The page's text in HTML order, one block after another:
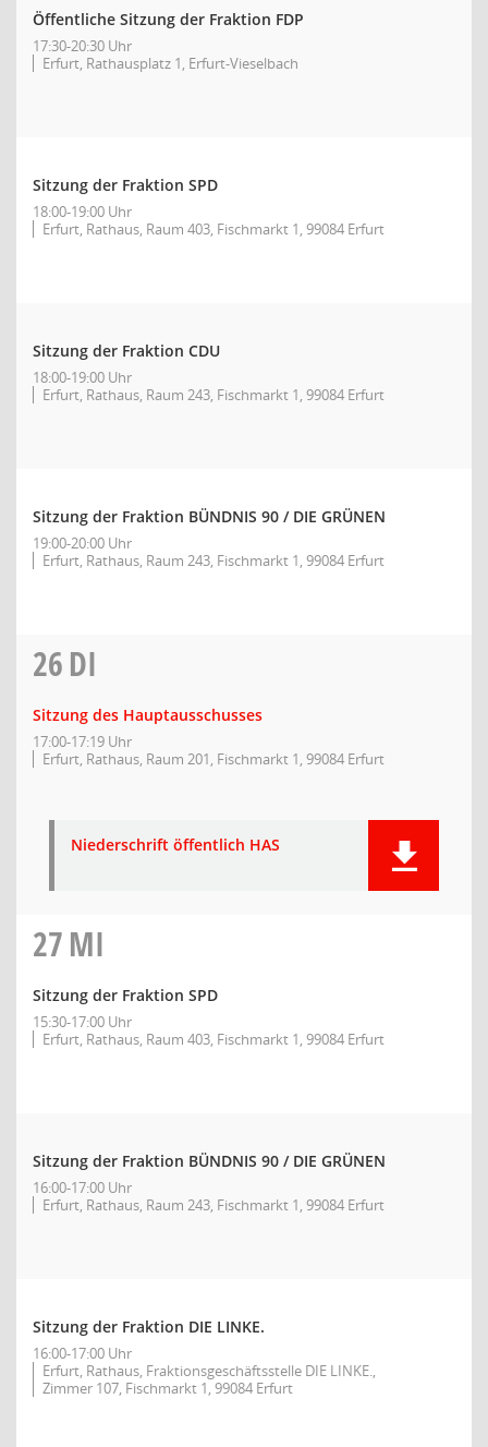
Öffentliche Sitzung der Fraktion FDP
17:30-20:30 Uhr
Erfurt, Rathausplatz 1, Erfurt-Vieselbach
Sitzung der Fraktion SPD
18:00-19:00 Uhr
Erfurt, Rathaus, Raum 403, Fischmarkt 1, 99084 Erfurt
Sitzung der Fraktion CDU
18:00-19:00 Uhr
Erfurt, Rathaus, Raum 243, Fischmarkt 1, 99084 Erfurt
Sitzung der Fraktion BÜNDNIS 90 / DIE GRÜNEN
19:00-20:00 Uhr
Erfurt, Rathaus, Raum 243, Fischmarkt 1, 99084 Erfurt
26DI
Sitzung des Hauptausschusses
17:00-17:19 Uhr
Erfurt, Rathaus, Raum 201, Fischmarkt 1, 99084 Erfurt
Niederschrift öffentlich HAS
27MI
Sitzung der Fraktion SPD
15:30-17:00 Uhr
Erfurt, Rathaus, Raum 403, Fischmarkt 1, 99084 Erfurt
Sitzung der Fraktion BÜNDNIS 90 / DIE GRÜNEN
16:00-17:00 Uhr
Erfurt, Rathaus, Raum 243, Fischmarkt 1, 99084 Erfurt
Sitzung der Fraktion DIE LINKE.
16:00-17:00 Uhr
Erfurt, Rathaus, Fraktionsgeschäftsstelle DIE LINKE.,
Zimmer 107, Fischmarkt 1, 99084 Erfurt